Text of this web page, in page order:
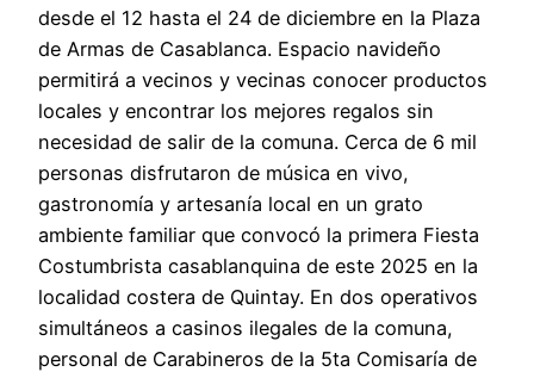
desde el 12 hasta el 24 de diciembre en la Plaza
de Armas de Casablanca. Espacio navideño
permitirá a vecinos y vecinas conocer productos
locales y encontrar los mejores regalos sin
necesidad de salir de la comuna. Cerca de 6 mil
personas disfrutaron de música en vivo,
gastronomía y artesanía local en un grato
ambiente familiar que convocó la primera Fiesta
Costumbrista casablanquina de este 2025 en la
localidad costera de Quintay. En dos operativos
simultáneos a casinos ilegales de la comuna,
personal de Carabineros de la 5ta Comisaría de